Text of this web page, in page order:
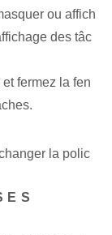
ou affich
des tâc
et fermez la fen
la polic